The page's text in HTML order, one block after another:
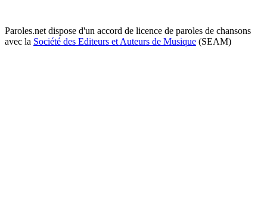
Paroles.net dispose d'un accord de licence de paroles de chansons
avec la Société des Editeurs et Auteurs de Musique (SEAM)